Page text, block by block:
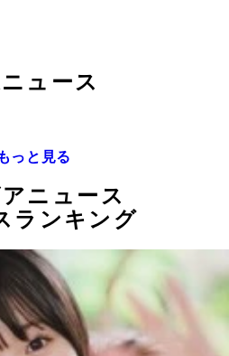
ュース
っと見る
ニュース
ランキング